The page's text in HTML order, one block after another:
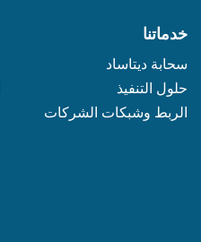
خدماتنا
سحابة ديتاساد
حلول التنفيذ
الربط وشبكات الشركات